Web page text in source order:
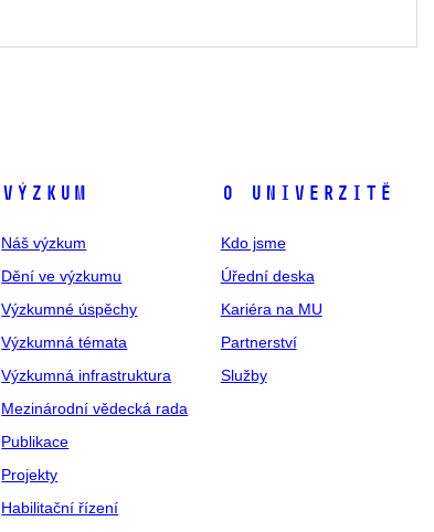
Výzkum
Náš výzkum
Dění ve výzkumu
Výzkumné úspěchy
Výzkumná témata
Výzkumná infrastruktura
Mezinárodní vědecká rada
Publikace
Projekty
Habilitační řízení
O univerzitě
Kdo jsme
Úřední deska
Kariéra na MU
Partnerství
Služby